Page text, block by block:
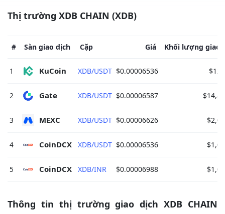
Thị trường XDB CHAIN (XDB)
# Sàn giao dịch Cặp Giá Khối lượng giao
1 KuCoin XDB/USDT $0.00006536
2 Gate XDB/USDT $0.00006587
3 MEXC XDB/USDT $0.00006626
4 CoinDCX XDB/USDT $0.00006536
5 CoinDCX XDB/INR $0.00006988
Thông tin thị trường giao dịch XDB CHAIN